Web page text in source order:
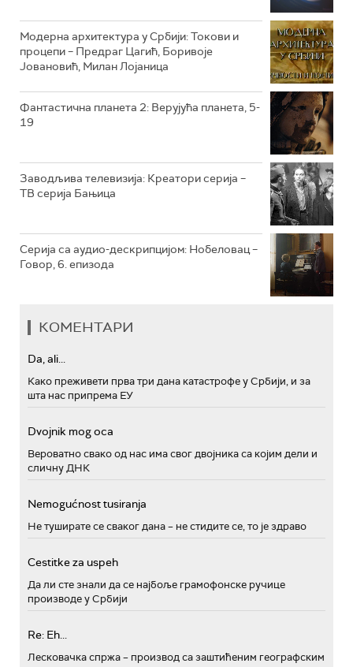
РТС КОЛО
Модерна архитектура у Србији: Токови и
процепи – Предраг Цагић, Боривоје
Јовановић, Милан Лојаница
Фантастична планета 2: Верујућа планета, 5-
19
Заводљива телевизија: Креатори серија –
ТВ серија Бањица
Серија са аудио-дескрипцијом: Нобеловац –
Говор, 6. епизода
КОМЕНТАРИ
Da, ali...
Како преживети прва три дана катастрофе у Србији, и за
шта нас припрема ЕУ
Dvojnik mog oca
Вероватно свако од нас има свог двојника са којим дели и
сличну ДНК
Nemogućnost tusiranja
Не туширате се сваког дана – не стидите се, то је здраво
Cestitke za uspeh
Да ли сте знали да се најбоље грамофонске ручице
производе у Србији
Re: Eh...
Лесковачка спржа – производ са заштићеним географским